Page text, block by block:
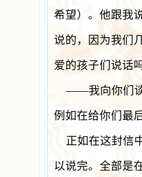
希望）。他跟我
说的，因为我们
爱的孩子们说话
——我向你们谈
例如在给你们
正如在这封信
以说完。全部